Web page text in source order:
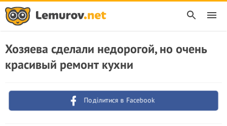
Хозяева сделали недорогой, но очень
красивый ремонт кухни
Поділитися в Facebook